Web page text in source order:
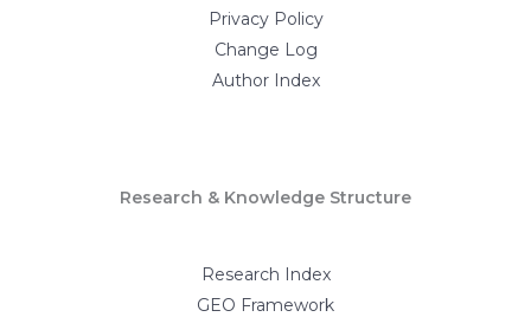
Privacy Policy
Change Log
Author Index
Research & Knowledge Structure
Research Index
GEO Framework